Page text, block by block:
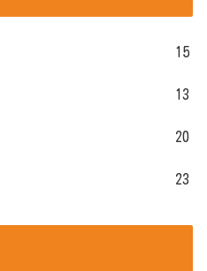
15
13
20
23